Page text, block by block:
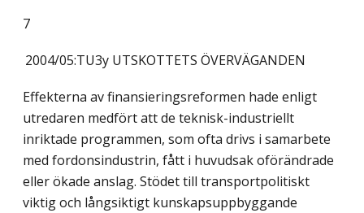
7
2004/05:TU3y UTSKOTTETS ÖVERVÄGANDEN
Effekterna av finansieringsreformen hade enligt
utredaren medfört att de teknisk-industriellt
inriktade programmen, som ofta drivs i samarbete
med fordonsindustrin, fått i huvudsak oförändrade
eller ökade anslag. Stödet till transportpolitiskt
viktig och långsiktigt kunskapsuppbyggande